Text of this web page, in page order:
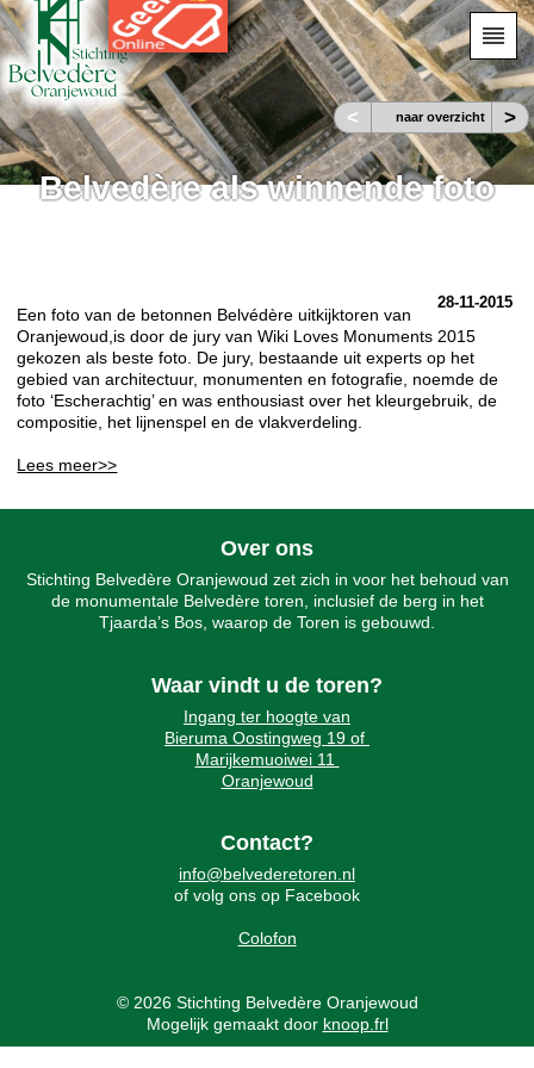
Belvedère als winnende foto
28-11-2015
Een foto van de betonnen Belvédère uitkijktoren van
Oranjewoud,is door de jury van Wiki Loves Monuments 2015
gekozen als beste foto. De jury, bestaande uit experts op het
gebied van architectuur, monumenten en fotografie, noemde de
foto ‘Escherachtig’ en was enthousiast over het kleurgebruik, de
compositie, het lijnenspel en de vlakverdeling.
Lees meer>>
< naar overzicht >
Over ons
Stichting Belvedère Oranjewoud zet zich in voor het behoud van
de monumentale Belvedère toren, inclusief de berg in het
Tjaarda’s Bos, waarop de Toren is gebouwd.
Waar vindt u de toren?
Ingang ter hoogte van
Bieruma Oostingweg 19 of
Marijkemuoiwei 11
Oranjewoud
Contact?
info@belvederetoren.nl
of volg ons op Facebook
Colofon
© 2026 Stichting Belvedère Oranjewoud
Mogelijk gemaakt door knoop.frl